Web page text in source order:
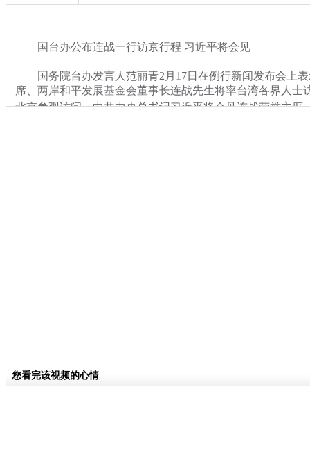
国台办公布连战一行访京行程 习近平将会见
国务院台办发言人范丽青2月17日在例行新闻发布会上表
席、两岸和平发展基金会董事长连战先生将率台湾各界人士
北京参观访问。中共中央总书记习近平将会见连战荣誉主席
您看完该视频的心情